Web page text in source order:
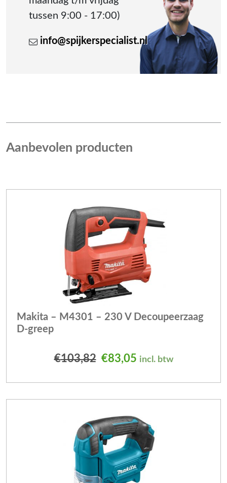
tussen 9:00 - 17:00)
info@spijkerspecialist.nl
Aanbevolen producten
Makita – M4301 – 230 V Decoupeerzaag
D-greep
€103,82 Oorspronkelijke prijs
€83,05Huidige prijs is:
incl. btw